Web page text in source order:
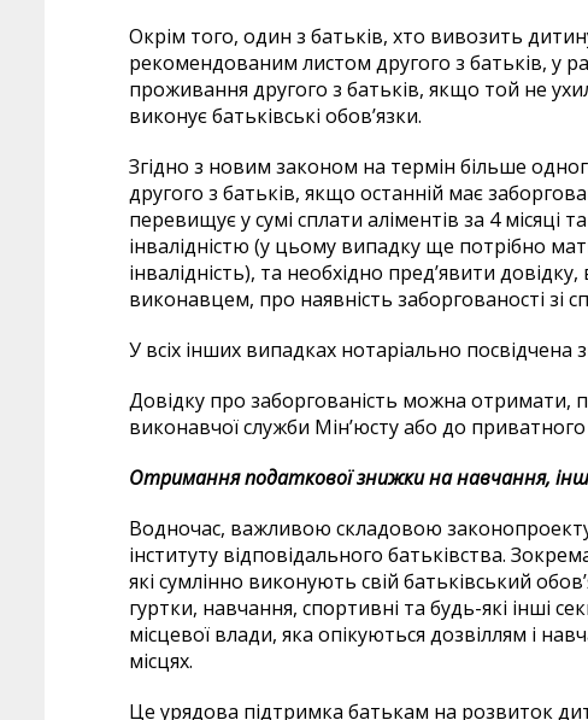
Окрім того, один з батьків, хто вивозить
рекомендованим листом другого з батьків, у
проживання другого з батьків, якщо той не
виконує батьківські обов’язки.
Згідно з новим законом на термін більше
другого з батьків, якщо останній має
перевищує у сумі сплати аліментів за 4
інвалідністю (у цьому випадку ще потрібно
інвалідність), та необхідно пред’явити
виконавцем, про наявність заборгованості зі
У всіх інших випадках нотаріально посвідчена
Довідку про заборгованість можна
виконавчої служби Мін’юсту або до
Отримання податкової знижки на навчання,
Водночас, важливою складовою
інституту відповідального батьківства.
які сумлінно виконують свій батьківський
гуртки, навчання, спортивні та будь-які інші
місцевої влади, яка опікуються дозвіллям і
місцях.
Це урядова підтримка батькам на розвиток